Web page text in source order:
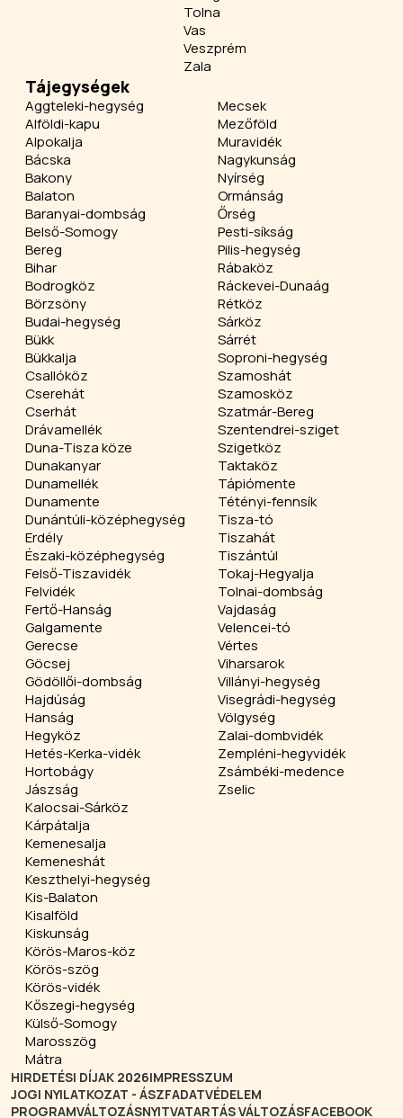
Tolna
Vas
Veszprém
Zala
Tájegységek
Aggteleki-hegység
Alföldi-kapu
Alpokalja
Bácska
Bakony
Balaton
Baranyai-dombság
Belső-Somogy
Bereg
Bihar
Bodrogköz
Börzsöny
Budai-hegység
Bükk
Bükkalja
Csallóköz
Cserehát
Cserhát
Drávamellék
Duna-Tisza köze
Dunakanyar
Dunamellék
Dunamente
Dunántúli-középhegység
Erdély
Északi-középhegység
Felső-Tiszavidék
Felvidék
Fertő-Hanság
Galgamente
Gerecse
Göcsej
Gödöllői-dombság
Hajdúság
Hanság
Hegyköz
Hetés-Kerka-vidék
Hortobágy
Jászság
Kalocsai-Sárköz
Kárpátalja
Kemenesalja
Kemeneshát
Keszthelyi-hegység
Kis-Balaton
Kisalföld
Kiskunság
Körös-Maros-köz
Körös-szög
Körös-vidék
Kőszegi-hegység
Külső-Somogy
Marosszög
Mátra
Mecsek
Mezőföld
Muravidék
Nagykunság
Nyírség
Ormánság
Őrség
Pesti-síkság
Pilis-hegység
Rábaköz
Ráckevei-Dunaág
Rétköz
Sárköz
Sárrét
Soproni-hegység
Szamoshát
Szamosköz
Szatmár-Bereg
Szentendrei-sziget
Szigetköz
Taktaköz
Tápiómente
Tétényi-fennsík
Tisza-tó
Tiszahát
Tiszántúl
Tokaj-Hegyalja
Tolnai-dombság
Vajdaság
Velencei-tó
Vértes
Viharsarok
Villányi-hegység
Visegrádi-hegység
Völgység
Zalai-dombvidék
Zempléni-hegyvidék
Zsámbéki-medence
Zselic
HIRDETÉSI DÍJAK 2026IMPRESSZUM
JOGI NYILATKOZAT - ÁSZFADATVÉDELEM
PROGRAMVÁLTOZÁSNYITVATARTÁS VÁLTOZÁSFACEBOOK